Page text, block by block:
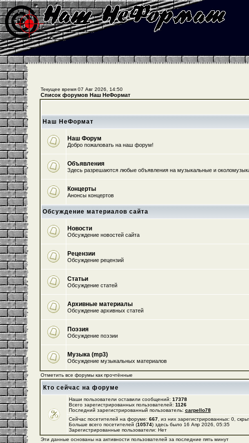
Текущее время 07 Авг 2026, 14:50
Список форумов Наш НеФормат
Наш НеФормат
Наш Форум
Добро пожаловать на наш форум!
Объявления
Здесь разрешаются любые объявления на музыкальные и
Концерты
Анонсы концертов
Обсуждение материалов сайта
Новости
Обсуждение новостей сайта
Рецензии
Обсуждение рецензий
Статьи
Обсуждение статей
Архивные материалы
Обсуждение архивных статей
Поэзия
Обсуждение поэзии
Музыка (mp3)
Обсуждение музыкальных материалов
Отметить все форумы как прочтённые
Кто сейчас на форуме
Наши пользователи оставили сообщений: 17378
Всего зарегистрированных пользователей: 1126
Последний зарегистрированный пользователь: carpello78
Сейчас посетителей на форуме: 667, из них зарегистрированных: 0,
Больше всего посетителей (10574) здесь было 16 Апр 2026, 05:35
Зарегистрированные пользователи: Нет
Эти данные основаны на активности пользователей за последние пять минут